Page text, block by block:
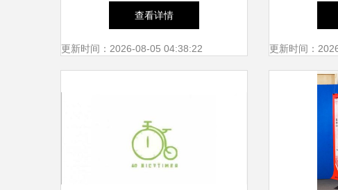
空间魔术师
查看详情
更新时间：2026-08-05 04:38:22 更新时间：